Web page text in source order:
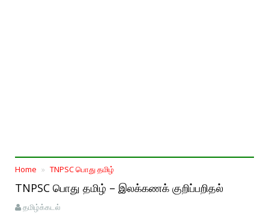
Home TNPSC பொது தமிழ்
TNPSC பொது தமிழ் – இலக்கணக் குறிப்பறிதல்
தமிழ்க்கடல்